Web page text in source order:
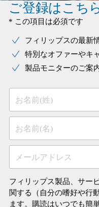
ご登録はこち
* この項目は必須です
フィリップスの最新
特別なオファーやキ
製品モニターのご案
お名前(姓)
お名前(名)
メールアドレス
フィリップス製品、サー
関する（自分の嗜好や行
ます。購読はいつでも簡